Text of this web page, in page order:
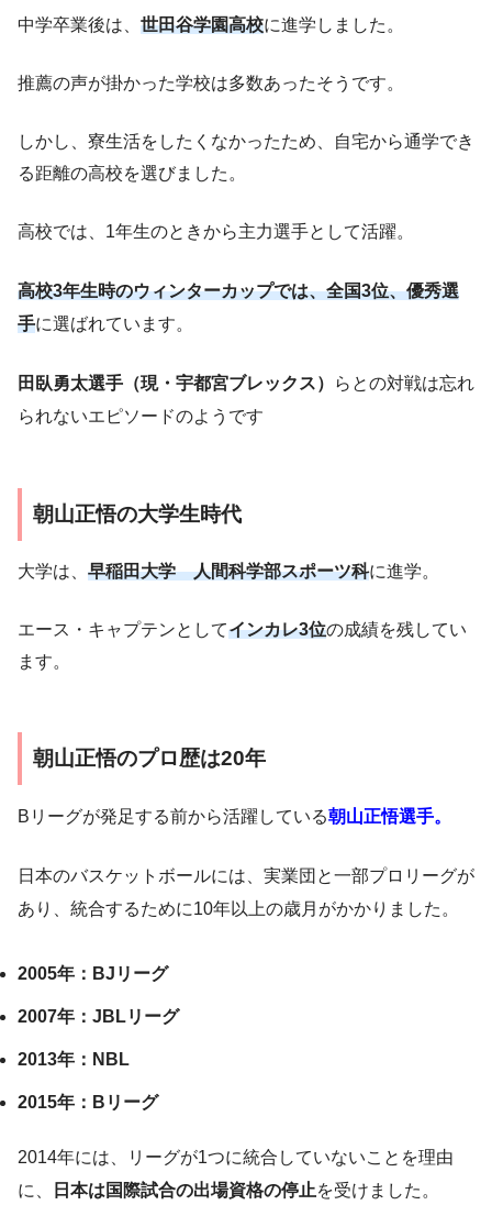
中学卒業後は、 世田谷学園高校に進学しました。
推薦の声が掛かった学校は多数あったそうです。
しかし、寮生活をしたくなかったため、自宅から通学でき
る距離の高校を選びました。
高校では、1年生のときから主力選手として活躍。
高校3年生時のウィンターカップでは、全国3位、優秀選
手に選ばれています。
田臥勇太選手（現・宇都宮ブレックス）
らとの対戦は忘れ
られないエピソードのようです
朝山正悟の大学生時代
大学は、 早稲田大学 人間科学部スポーツ科に進学。
エース・キャプテンとしてインカレ3位の成績を残してい
ます。
朝山正悟のプロ歴は20年
Bリーグが発足する前から活躍している朝山正悟選手。
日本のバスケットボールには、実業団と一部プロリーグが
あり、統合するために10年以上の歳月がかかりました。
2005年：BJリーグ
2007年：JBLリーグ
2013年：NBL
2015年：Bリーグ
2014年には、リーグが1つに統合していないことを理由
に、
日本は国際試合の出場資格の停止を受けました。